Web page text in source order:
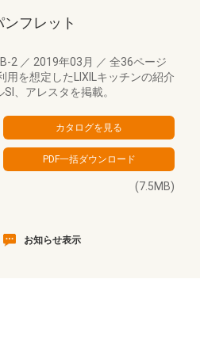
フレット
2 ／ 2019年03月 ／ 全36ページ
用を想定したLIXILキッチンの紹介
、アレスタを掲載。
(7.5MB)
お知らせ表示